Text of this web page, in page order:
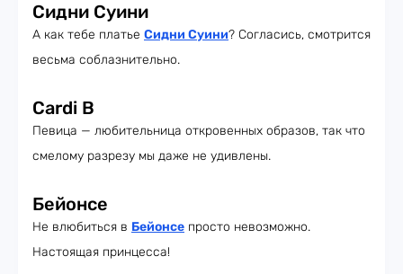
Сидни Суини
А как тебе платье Сидни Суини? Согласись, смотрится
весьма соблазнительно.
Cardi B
Певица — любительница откровенных образов, так что
смелому разрезу мы даже не удивлены.
Бейонсе
Не влюбиться в Бейонсе просто невозможно.
Настоящая принцесса!